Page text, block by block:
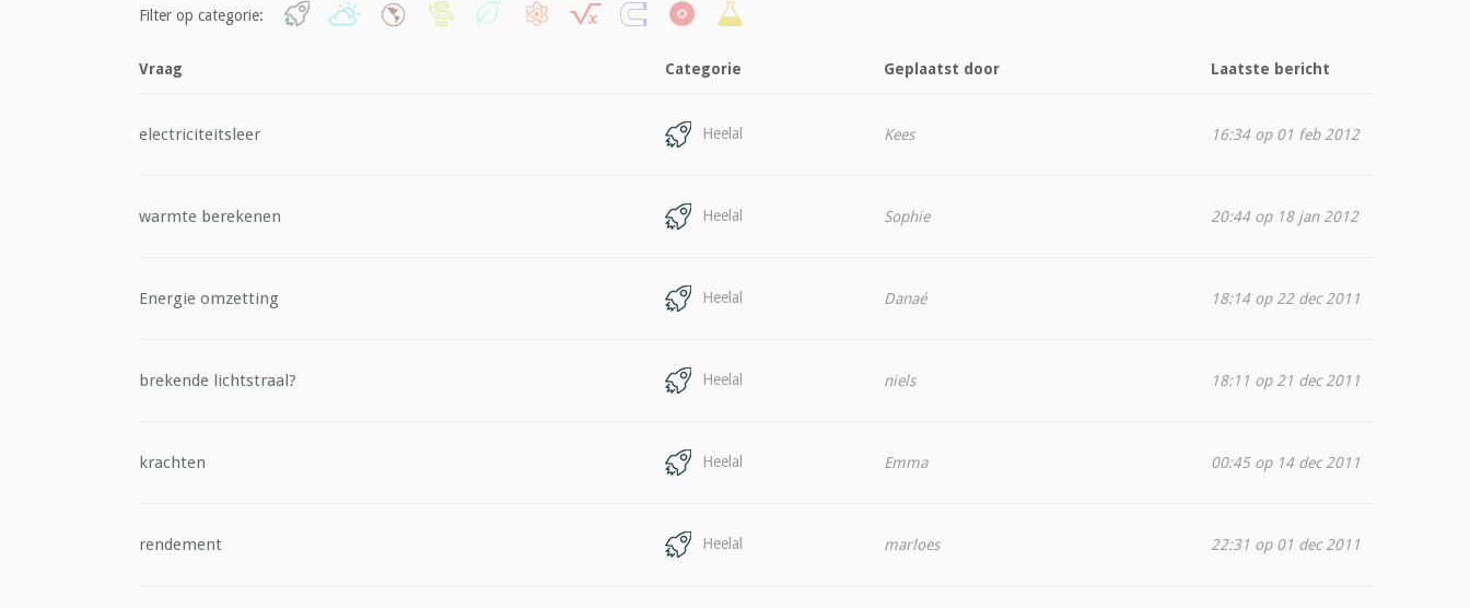
Filter op categorie:
Vraag Categorie Geplaatst door Laatste bericht
electriciteitsleer Heelal Kees 16:34 op 01 feb 2012
warmte berekenen Heelal Sophie 20:44 op 18 jan 2012
Energie omzetting Heelal Danaé 18:14 op 22 dec 2011
brekende lichtstraal? Heelal niels 18:11 op 21 dec 2011
krachten Heelal Emma 00:45 op 14 dec 2011
rendement Heelal marloes 22:31 op 01 dec 2011